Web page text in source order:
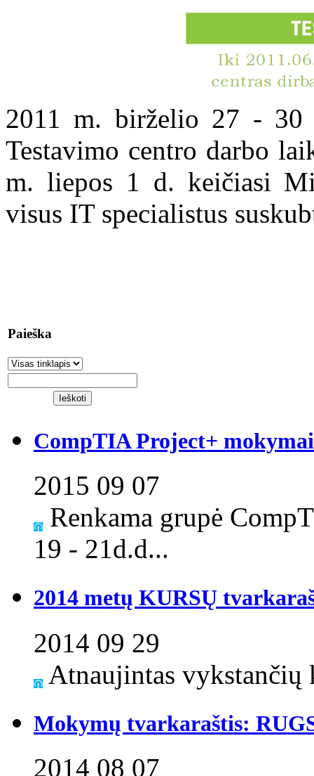
2011 m. birželio 27 - 30
Testavimo centro darbo
m. liepos 1 d. keičiasi
visus IT specialistus
Paieška
CompTIA Project+
2015 09 07
Renkama grupė
19 - 21d.d...
2014 metų KURSŲ
2014 09 29
Atnaujintas vykstančių
Mokymų tvarkaraštis:
2014 08 07